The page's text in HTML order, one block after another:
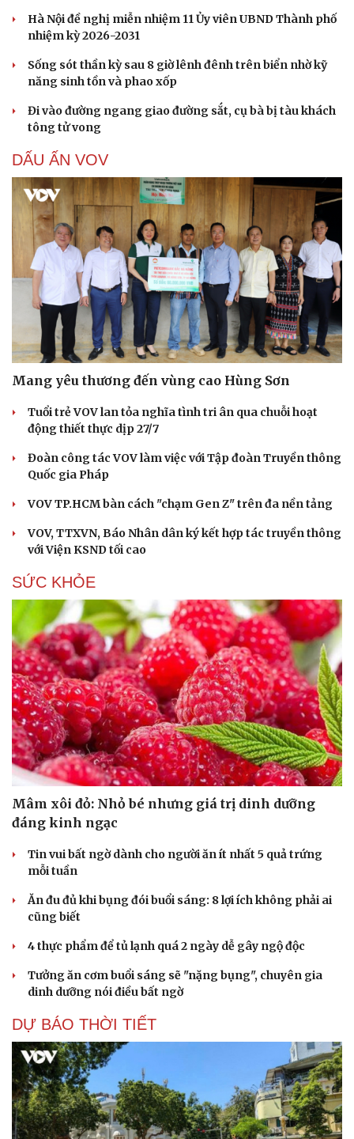
Cải chính
Hà Nội đề nghị miễn nhiệm 11 Ủy viên UBND Thành phố
nhiệm kỳ 2026-2031
Sống sót thần kỳ sau 8 giờ lênh đênh trên biển nhờ kỹ
năng sinh tồn và phao xốp
Đi vào đường ngang giao đường sắt, cụ bà bị tàu khách
tông tử vong
DẤU ẤN VOV
Mang yêu thương đến vùng cao Hùng Sơn
Tuổi trẻ VOV lan tỏa nghĩa tình tri ân qua chuỗi hoạt
động thiết thực dịp 27/7
Đoàn công tác VOV làm việc với Tập đoàn Truyền thông
Quốc gia Pháp
VOV TP.HCM bàn cách "chạm Gen Z" trên đa nền tảng
VOV, TTXVN, Báo Nhân dân ký kết hợp tác truyền thông
với Viện KSND tối cao
SỨC KHỎE
Mâm xôi đỏ: Nhỏ bé nhưng giá trị dinh dưỡng
đáng kinh ngạc
Tin vui bất ngờ dành cho người ăn ít nhất 5 quả trứng
mỗi tuần
Ăn đu đủ khi bụng đói buổi sáng: 8 lợi ích không phải ai
cũng biết
4 thực phẩm để tủ lạnh quá 2 ngày dễ gây ngộ độc
Tưởng ăn cơm buổi sáng sẽ "nặng bụng", chuyên gia
dinh dưỡng nói điều bất ngờ
DỰ BÁO THỜI TIẾT